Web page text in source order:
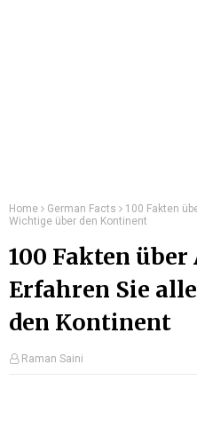
Home German Facts
100 Fakten
Wichtige über den Kontinent
100 Fakten
Erfahren Sie
den Kontinent
Raman Saini